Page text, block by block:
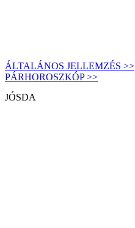
ÁLTALÁNOS JELLEMZÉS >>
PÁRHOROSZKÓP >>
JÓSDA